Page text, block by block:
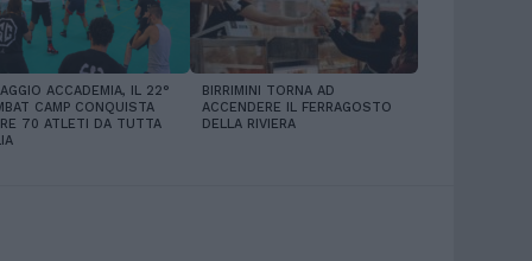
ACCADEMIA, IL 22°
CAMP CONQUISTA
70 ATLETI DA TUTTA
BIRRIMINI TORNA AD
ACCENDERE IL FERRAGOSTO
DELLA RIVIERA